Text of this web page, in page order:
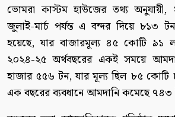
ভোমরা কাস্টম হাউজের তথ্য অনুযায়ী,
জুলাই-মার্চ পর্যন্ত এ বন্দর দিয়ে ৮১৩
হয়েছে, যার বাজারমূল্য ৪৫ কোটি ৯১
২০২৪-২৫ অর্থবছরের একই সময়ে
হাজার ৫৫৬ টন, যার মূল্য ছিল ৮৫ কোটি
এক বছরের ব্যবধানে আমদানি কমেছে ৭৪৩